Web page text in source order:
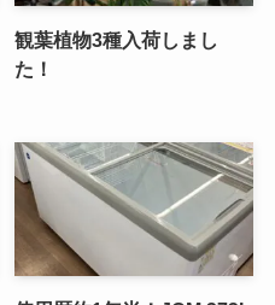
観葉植物3種入荷しまし
た！